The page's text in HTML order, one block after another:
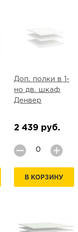
Доп. полки в 1-
но дв. шкаф
Денвер
2 439 руб.
В КОРЗИНУ